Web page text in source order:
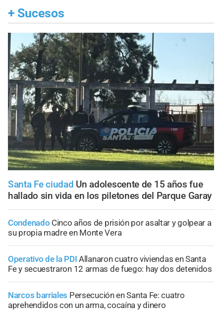
+ Sucesos
Santa Fe ciudad Un adolescente de 15 años fue
hallado sin vida en los piletones del Parque Garay
Condenado Cinco años de prisión por asaltar y golpear a
su propia madre en Monte Vera
Operativo de la PDI Allanaron cuatro viviendas en Santa
Fe y secuestraron 12 armas de fuego: hay dos detenidos
Narcos barriales Persecución en Santa Fe: cuatro
aprehendidos con un arma, cocaína y dinero